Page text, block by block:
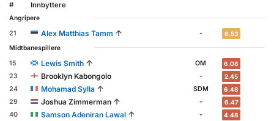
# Innbyttere
Angripere
21
Alex Matthias Tamm ↑ - 6.53
Midtbanespillere
15
Lewis Smith ↑ OM 6.08
23 Brooklyn Kabongolo - 2.45
24 Mohamad Sylla ↑ SDM 6.48
29 Joshua Zimmerman ↑ - 6.47
40 Samson Adeniran Lawal ↑ - 4.48